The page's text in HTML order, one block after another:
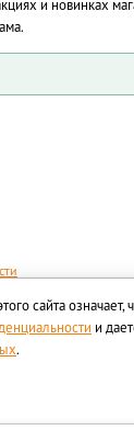
и новинках
данных
принадлежат их
сайта означает,
и
.